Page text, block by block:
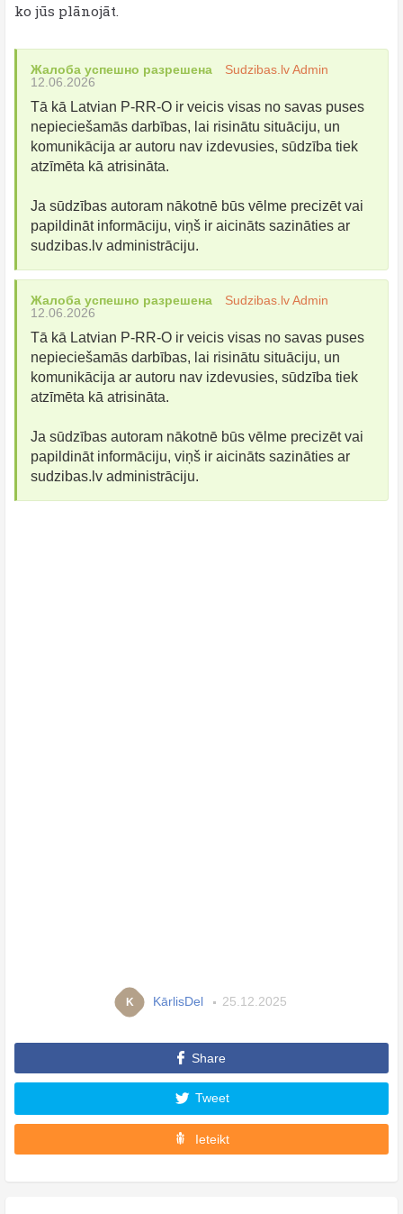
ko jūs plānojāt.
Жалоба успешно разрешена
Sudzibas.lv Admin
12.06.2026
Tā kā Latvian P-RR-O ir veicis visas no savas puses
nepieciešamās darbības, lai risinātu situāciju, un
komunikācija ar autoru nav izdevusies, sūdzība tiek
atzīmēta kā atrisināta.
Ja sūdzības autoram nākotnē būs vēlme precizēt vai
papildināt informāciju, viņš ir aicināts sazināties ar
sudzibas.lv administrāciju.
Жалоба успешно разрешена
Sudzibas.lv Admin
12.06.2026
Tā kā Latvian P-RR-O ir veicis visas no savas puses
nepieciešamās darbības, lai risinātu situāciju, un
komunikācija ar autoru nav izdevusies, sūdzība tiek
atzīmēta kā atrisināta.
Ja sūdzības autoram nākotnē būs vēlme precizēt vai
papildināt informāciju, viņš ir aicināts sazināties ar
sudzibas.lv administrāciju.
K KārlisDel 25.12.2025
Share
Tweet
Ieteikt